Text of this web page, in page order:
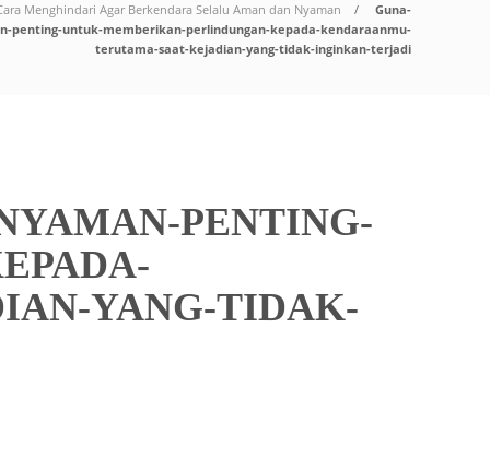
Menghindari Agar Berkendara Selalu Aman dan Nyaman
Guna-
penting-untuk-memberikan-perlindungan-kepada-kendaraanmu-
terutama-saat-kejadian-yang-tidak-inginkan-terjadi
PENTING-
YANG-TIDAK-